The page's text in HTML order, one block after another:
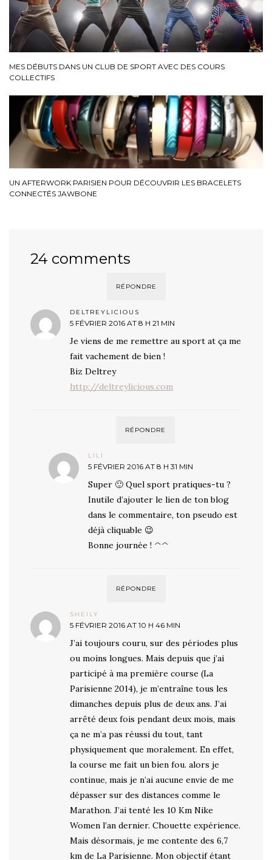
MES DÉBUTS DANS UN CLUB DE SPORT AVEC DES COURS
COLLECTIFS
UN AFTERWORK PARISIEN POUR DÉCOUVRIR LES BRACELETS
CONNECTÉS JAWBONE
24 comments
RÉPONDRE
DELTREYLICIOUS
5 FÉVRIER 2016 AT 8 H 21 MIN
Je viens de me remettre au sport at ça me
fait vachement de bien !
Biz Deltrey
http://deltreylicious.com
RÉPONDRE
LILI
5 FÉVRIER 2016 AT 8 H 31 MIN
Super 🙂 Quel sport pratiques-tu ?
Inutile d’ajouter le lien de ton blog
dans le commentaire, ton pseudo est
déjà cliquable 😉
Bonne journée ! ^^
RÉPONDRE
SHEILY
5 FÉVRIER 2016 AT 10 H 46 MIN
J’ai toujours couru, sur des périodes plus
ou moins longues. Mais depuis que j’ai
participé à ma première course (La
Parisienne 2014), je m’entraîne tous les
dimanches depuis plus de deux ans. J’ai
arrêté deux fois pendant deux mois, mais
ça ne m’a pas réussi du tout, tant
physiquement que moralement. En effet,
la course me fait un bien fou. alors je
continue, mais je n’ai aucune envie de me
dépasser sur des distances comme le
Marathon. J’ai tenté les 10 Km Nike
Women l’an dernier. Chouette expérience.
Mais désormais, je me contente des 6,7
km de La Parisienne. Mon objectif étant